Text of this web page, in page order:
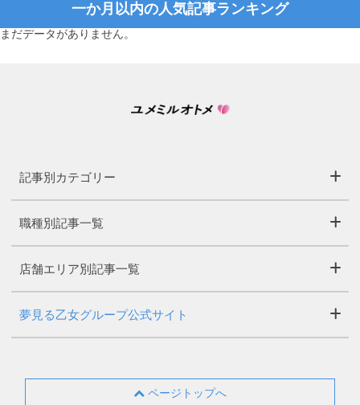
一か月以内の人気記事ランキング
まだデータがありません。
記事別カテゴリー
職種別記事一覧
店舗エリア別記事一覧
夢見る乙女グループ公式サイト
ページトップへ